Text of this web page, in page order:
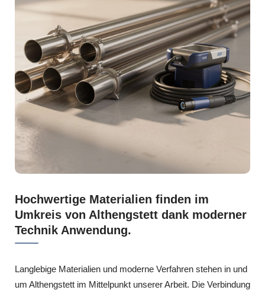
Hochwertige Materialien finden im
Umkreis von Althengstett dank moderner
Technik Anwendung.
Langlebige Materialien und moderne Verfahren stehen in und
um Althengstett im Mittelpunkt unserer Arbeit. Die Verbindung